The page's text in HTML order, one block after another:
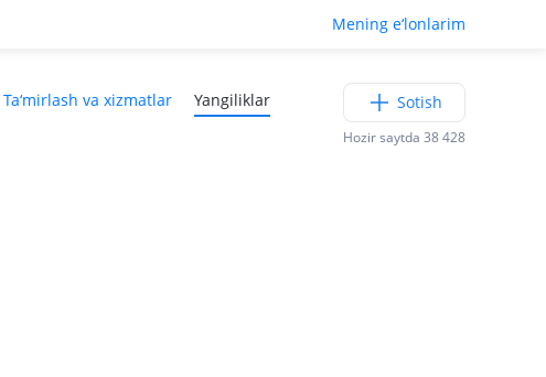
Mening e‘lonlarim
Ta‘mirlash va xizmatlar Yangiliklar Sotish
Hozir saytda 38 428